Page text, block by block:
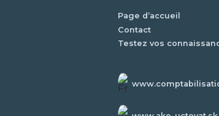
Page d’accueil
Contact
Testez vos